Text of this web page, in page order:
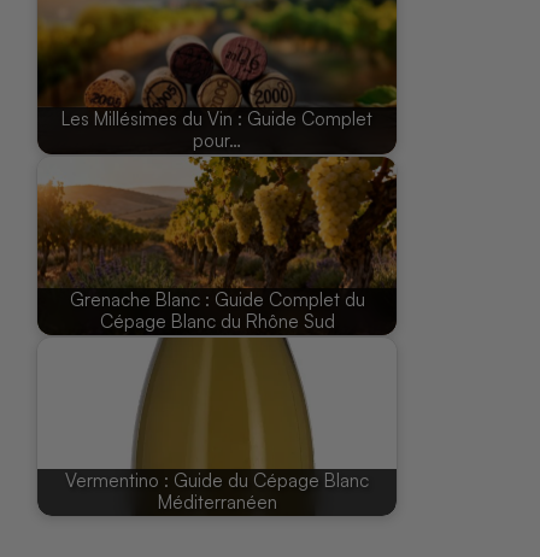
Les Millésimes du Vin : Guide Complet
pour…
Grenache Blanc : Guide Complet du
Cépage Blanc du Rhône Sud
Vermentino : Guide du Cépage Blanc
Méditerranéen